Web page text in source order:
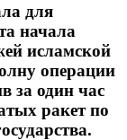
для
начала
исламской
операции
за один час
ракет по